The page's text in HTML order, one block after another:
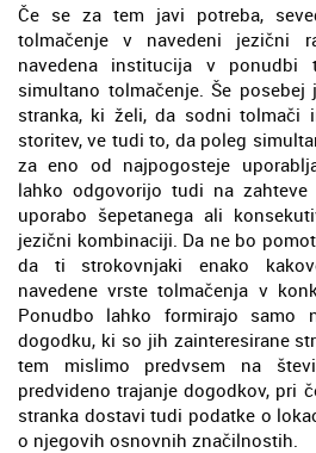
Če se za tem javi potreba,
tolmačenje v navedeni jezični
navedena institucija v ponudbi
simultano tolmačenje. Še posebej
stranka, ki želi, da sodni tolmači
storitev, ve tudi to, da poleg
za eno od najpogosteje
lahko odgovorijo tudi na zahteve
uporabo šepetanega ali
jezični kombinaciji. Da ne bo
da ti strokovnjaki enako
navedene vrste tolmačenja v
Ponudbo lahko formirajo samo
dogodku, ki so jih zainteresirane
tem mislimo predvsem na
predvideno trajanje dogodkov, pri
stranka dostavi tudi podatke o
o njegovih osnovnih značilnostih.